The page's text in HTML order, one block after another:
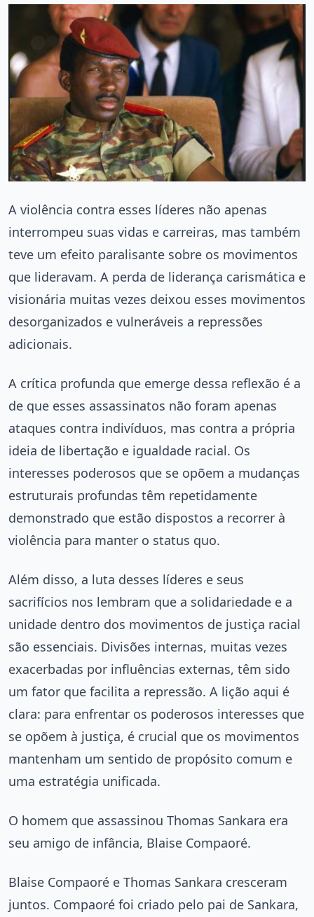
A violência contra esses líderes não apenas
interrompeu suas vidas e carreiras, mas também
teve um efeito paralisante sobre os movimentos
que lideravam. A perda de liderança carismática e
visionária muitas vezes deixou esses movimentos
desorganizados e vulneráveis a repressões
adicionais.
A crítica profunda que emerge dessa reflexão é a
de que esses assassinatos não foram apenas
ataques contra indivíduos, mas contra a própria
ideia de libertação e igualdade racial. Os
interesses poderosos que se opõem a mudanças
estruturais profundas têm repetidamente
demonstrado que estão dispostos a recorrer à
violência para manter o status quo.
Além disso, a luta desses líderes e seus
sacrifícios nos lembram que a solidariedade e a
unidade dentro dos movimentos de justiça racial
são essenciais. Divisões internas, muitas vezes
exacerbadas por influências externas, têm sido
um fator que facilita a repressão. A lição aqui é
clara: para enfrentar os poderosos interesses que
se opõem à justiça, é crucial que os movimentos
mantenham um sentido de propósito comum e
uma estratégia unificada.
O homem que assassinou Thomas Sankara era
seu amigo de infância, Blaise Compaoré.
Blaise Compaoré e Thomas Sankara cresceram
juntos. Compaoré foi criado pelo pai de Sankara,